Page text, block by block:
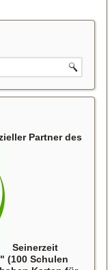
Partner des
Seinerzeit
(100 Schulen